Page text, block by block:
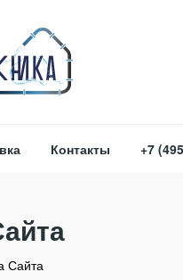
Контакты +7
Сайта